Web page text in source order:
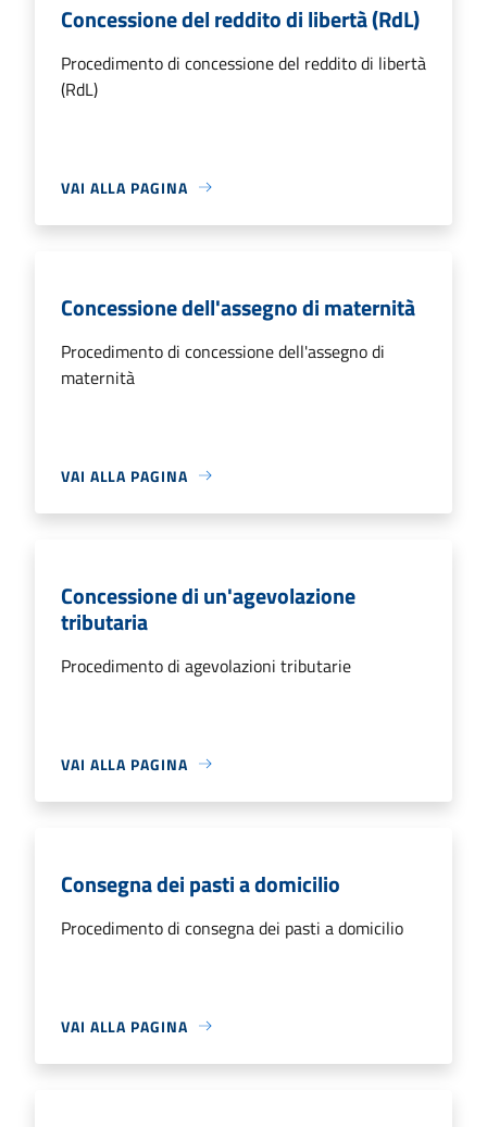
Concessione del reddito di libertà (RdL)
Procedimento di concessione del reddito di libertà
(RdL)
VAI ALLA PAGINA
Concessione dell'assegno di maternità
Procedimento di concessione dell'assegno di
maternità
VAI ALLA PAGINA
Concessione di un'agevolazione
tributaria
Procedimento di agevolazioni tributarie
VAI ALLA PAGINA
Consegna dei pasti a domicilio
Procedimento di consegna dei pasti a domicilio
VAI ALLA PAGINA